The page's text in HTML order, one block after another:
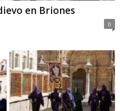
en Briones
0